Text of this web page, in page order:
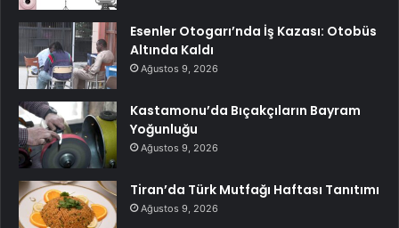
Esenler Otogarı’nda İş Kazası: Otobüs
Altında Kaldı
Ağustos 9, 2026
Kastamonu’da Bıçakçıların Bayram
Yoğunluğu
Ağustos 9, 2026
Tiran’da Türk Mutfağı Haftası Tanıtımı
Ağustos 9, 2026